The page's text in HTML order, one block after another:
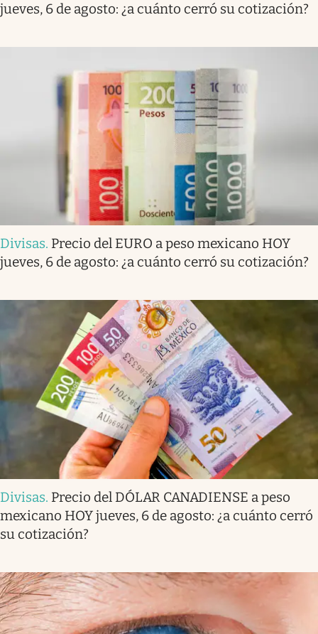
jueves, 6 de agosto: ¿a cuánto cerró su cotización?
Divisas. Precio del EURO a peso mexicano HOY
jueves, 6 de agosto: ¿a cuánto cerró su cotización?
Divisas. Precio del DÓLAR CANADIENSE a peso
mexicano HOY jueves, 6 de agosto: ¿a cuánto cerró
su cotización?